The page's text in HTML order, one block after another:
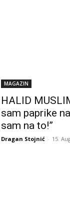
MAGAZIN
HALID
sam paprike
sam na to!”
Dragan Stojnić - 15.